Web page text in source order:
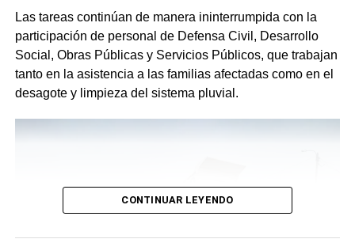
Las tareas continúan de manera ininterrumpida con la
participación de personal de Defensa Civil, Desarrollo
Social, Obras Públicas y Servicios Públicos, que trabajan
tanto en la asistencia a las familias afectadas como en el
desagote y limpieza del sistema pluvial.
CONTINUAR LEYENDO